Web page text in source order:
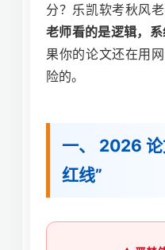
分？乐凯软考秋风
老师看的是逻辑，系
果你的论文还在用
险的。
一、 2026
红线”